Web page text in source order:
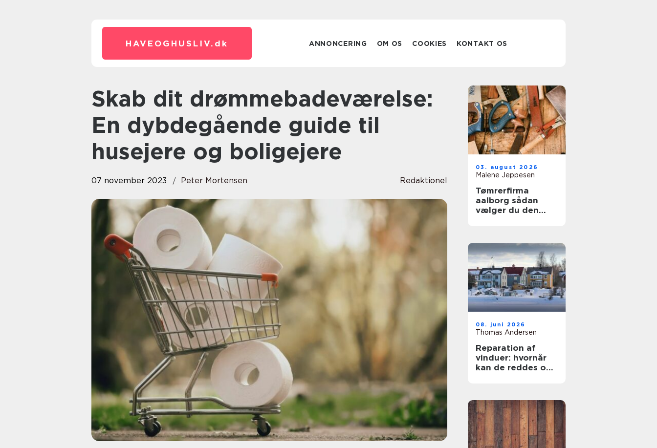
HAVEOGHUSLIV. dk ANNONCERING OM OS COOKIES KONTAKT OS
Skab dit drømmebadeværelse:
En dybdegående guide til
husejere og boligejere
07 november 2023 Peter Mortensen Redaktionel
03. august 2026
Malene Jeppesen
Tømrerfirma
aalborg sådan
vælger du den
08. juni 2026
Thomas Andersen
Reparation af
vinduer: hvornår
kan de reddes og